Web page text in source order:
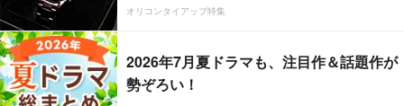
オリコンタイアップ特集
2026年7月夏ドラマも、注目作＆話題作が
勢ぞろい！